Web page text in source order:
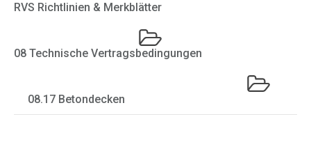
RVS Richtlinien & Merkblätter
08 Technische Vertragsbedingungen
08.17 Betondecken